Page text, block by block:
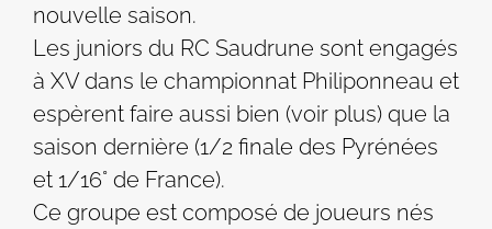
nouvelle saison.
Les juniors du RC Saudrune sont engagés
à XV dans le championnat Philiponneau et
espèrent faire aussi bien (voir plus) que la
saison dernière (1/2 finale des Pyrénées
et 1/16° de France).
Ce groupe est composé de joueurs nés